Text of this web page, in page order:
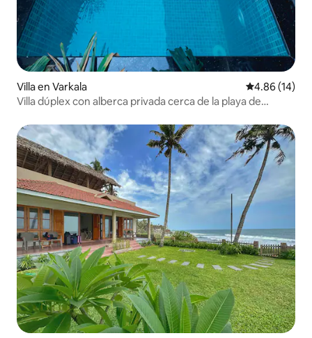
Villa en Varkala Calificación
4.86 (14)
Villa dúplex con alberca privada cerca de la playa de